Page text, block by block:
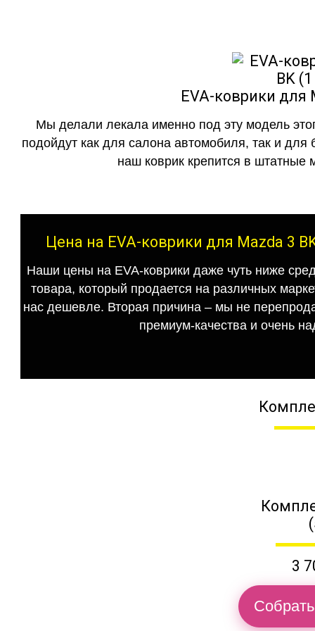
EVA-коврики для
Мы делали лекала именно под эту модель
подойдут как для салона автомобиля, так и для
наш коврик крепится в штатные
Цена на EVA-коврики для Mazda 3
Наши цены на EVA-коврики даже чуть ниже
товара, который продается на различных
нас дешевле. Вторая причина – мы не
премиум-качества и очень
3